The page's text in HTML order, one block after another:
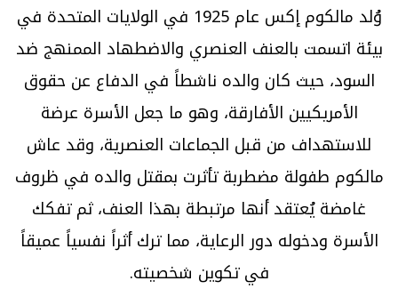
وُلد مالكوم إكس عام 1925 في الولايات المتحدة في
بيئة اتسمت بالعنف العنصري والاضطهاد الممنهج ضد
السود، حيث كان والده ناشطاً في الدفاع عن حقوق
الأمريكيين الأفارقة، وهو ما جعل الأسرة عرضة
للاستهداف من قبل الجماعات العنصرية، وقد عاش
مالكوم طفولة مضطربة تأثرت بمقتل والده في ظروف
غامضة يُعتقد أنها مرتبطة بهذا العنف، ثم تفكك
الأسرة ودخوله دور الرعاية، مما ترك أثراً نفسياً عميقاً
في تكوين شخصيته.